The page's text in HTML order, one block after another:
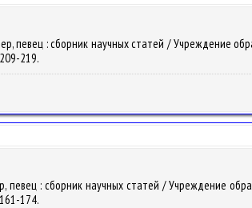
певец : сборник научных статей / Учреждение
219.
певец : сборник научных статей / Учреждение
174.